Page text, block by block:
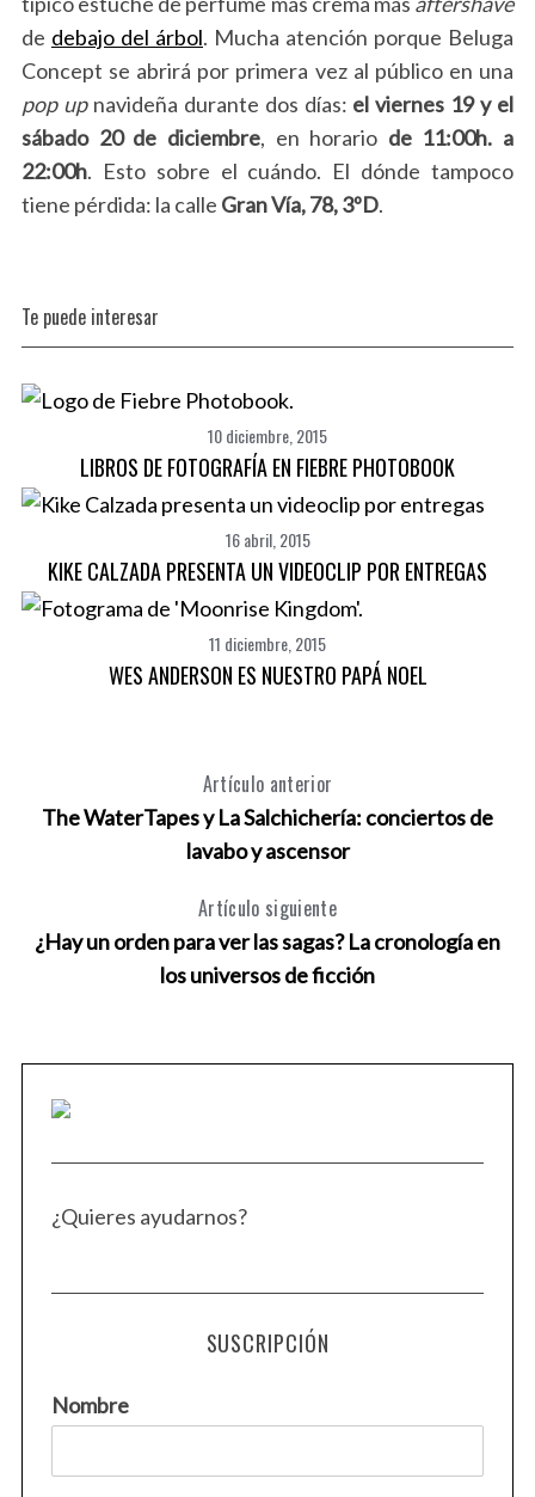
de debajo del árbol. Mucha atención porque Beluga
Concept se abrirá por primera vez al público en una
pop upnavideña durante dos días: el viernes 19 y el
sábado 20 de diciembre, en horario de 11:00h. a
22:00h. Esto sobre el cuándo. El dónde tampoco
tiene pérdida: la calle Gran Vía, 78, 3ºD.
Te puede interesar
10 diciembre, 2015
LIBROS DE FOTOGRAFÍA EN FIEBRE PHOTOBOOK
16 abril, 2015
KIKE CALZADA PRESENTA UN VIDEOCLIP POR ENTREGAS
11 diciembre, 2015
WES ANDERSON ES NUESTRO PAPÁ NOEL
Artículo anterior
The WaterTapes y La Salchichería: conciertos de
lavabo y ascensor
Artículo siguiente
¿Hay un orden para ver las sagas? La cronología en
los universos de ficción
¿Quieres ayudarnos?
SUSCRIPCIÓN
Nombre
a
c
r